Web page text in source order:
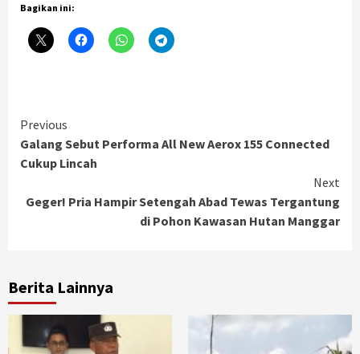
Bagikan ini:
Continue
Reading
Previous
Galang Sebut Performa All New Aerox 155 Connected
Cukup Lincah
Next
Geger! Pria Hampir Setengah Abad Tewas Tergantung
di Pohon Kawasan Hutan Manggar
Berita Lainnya